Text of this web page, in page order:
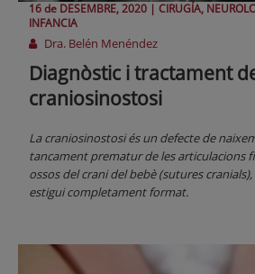
16 de DESEMBRE, 2020 | CIRUGÍA,
INFANCIA
Dra. Belén Menéndez
Diagnòstic i tractament
craniosinostosi
La craniosinostosi és un defecte de
tancament prematur de les articulacions
ossos del crani del bebè (sutures
estigui completament format.